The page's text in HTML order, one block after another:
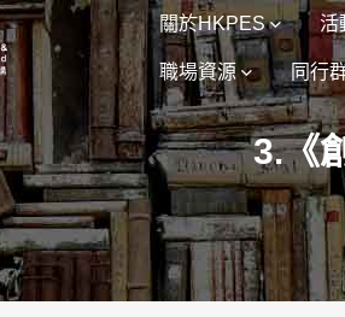
關於HKPES 活
職場資源 同行
3.《